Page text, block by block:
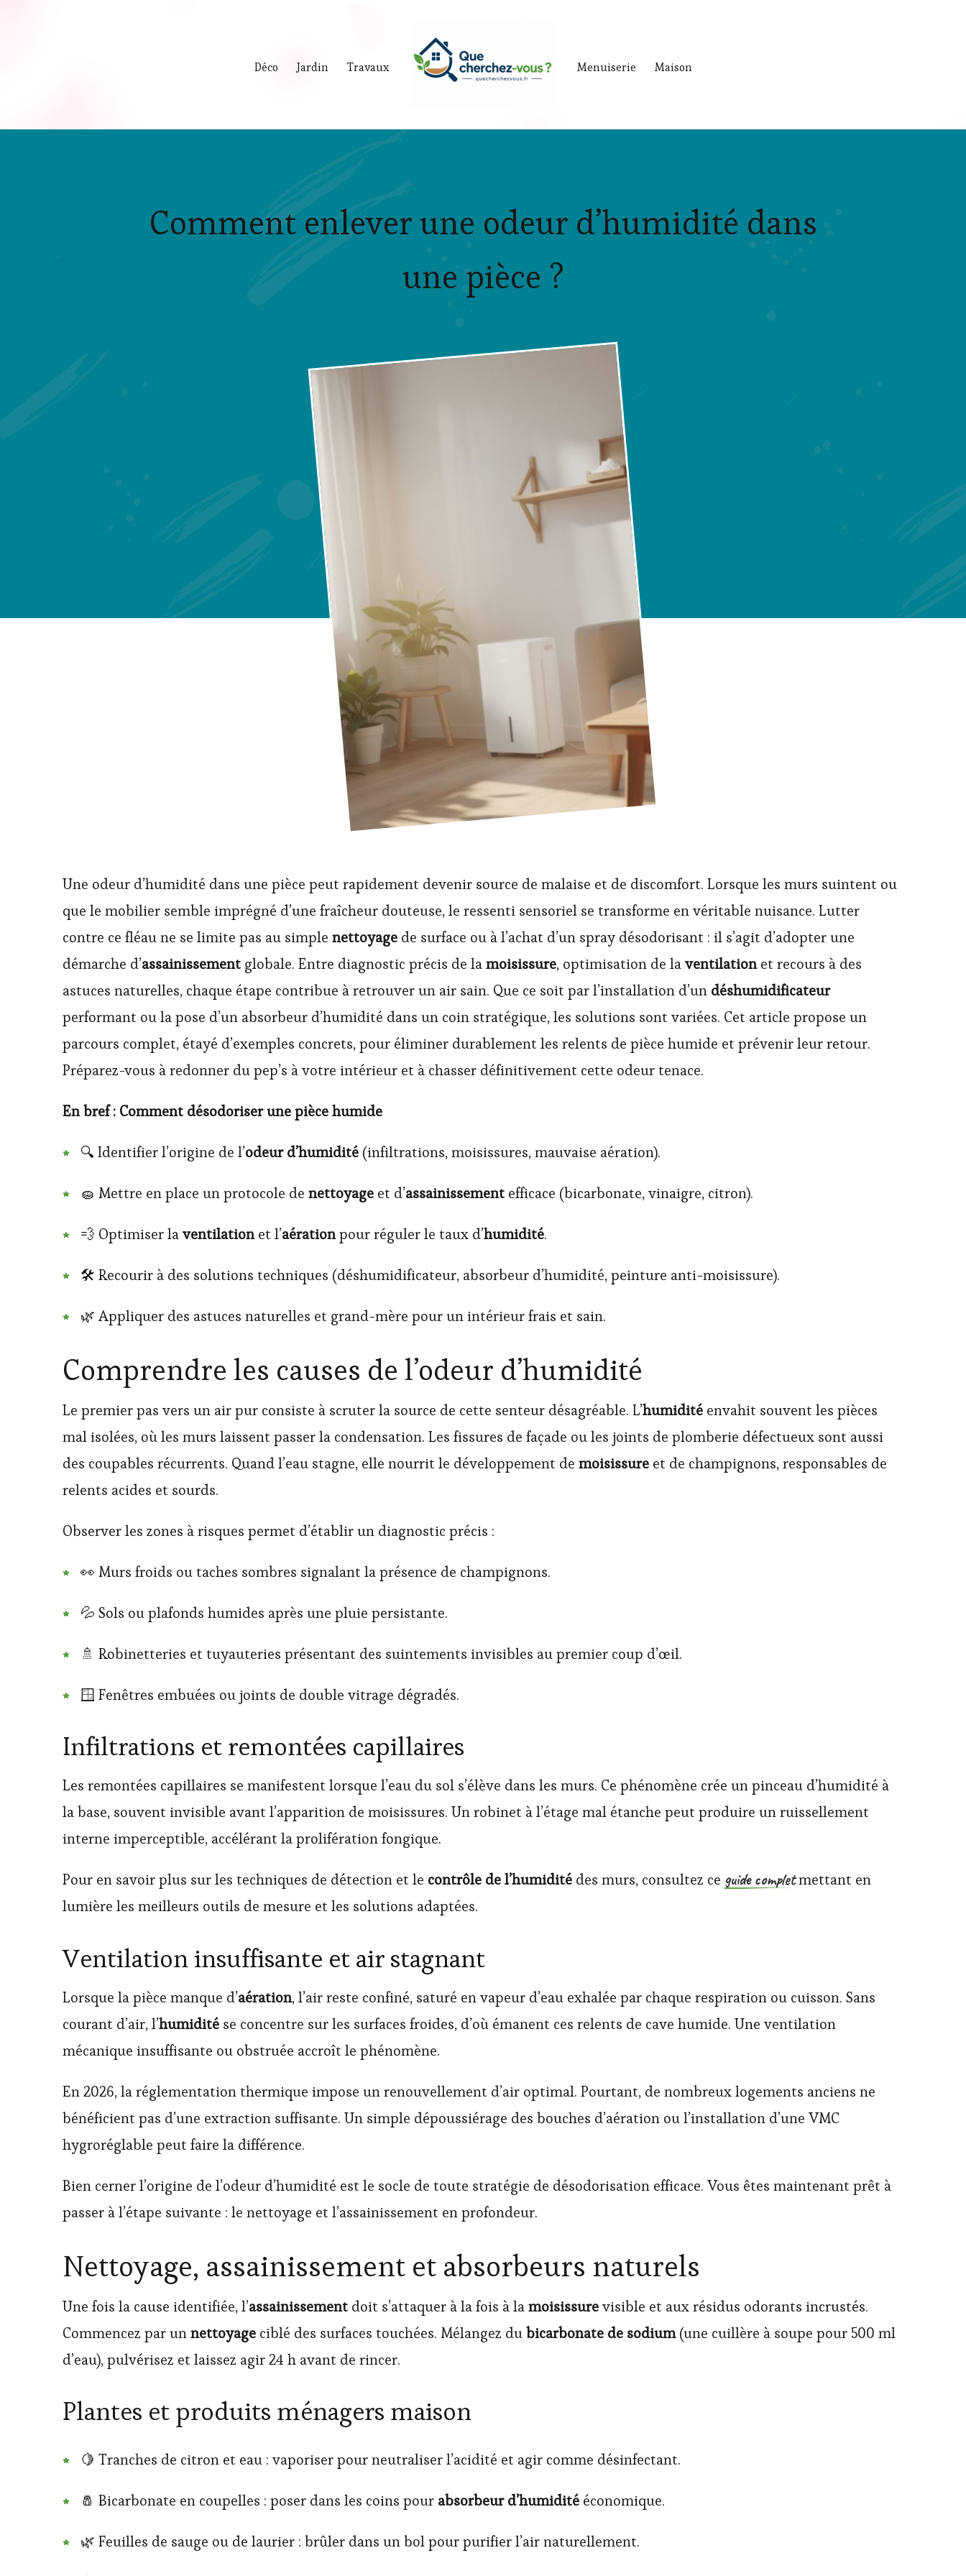
Déco Jardin Travaux Menuiserie Maison
Comment enlever une odeur d’humidité dans
une pièce ?
Une odeur d’humidité dans une pièce peut rapidement devenir source de malaise et de discomfort. Lorsque les murs suintent ou
que le mobilier semble imprégné d’une fraîcheur douteuse, le ressenti sensoriel se transforme en véritable nuisance. Lutter
contre ce fléau ne se limite pas au simple nettoyage de surface ou à l’achat d’un spray désodorisant : il s’agit d’adopter une
démarche d’assainissement globale. Entre diagnostic précis de lamoisissure, optimisation de laventilationet recours à des
astuces naturelles, chaque étape contribue à retrouver un air sain. Que ce soit par l’installation d’un déshumidificateur
performant ou la pose d’un absorbeur d’humidité dans un coin stratégique, les solutions sont variées. Cet article propose un
parcours complet, étayé d’exemples concrets, pour éliminer durablement les relents de pièce humide et prévenir leur retour.
Préparez-vous à redonner du pep’s à votre intérieur et à chasser définitivement cette odeur tenace.
En bref : Comment désodoriser une pièce humide
🔍 Identifier l’origine de l’odeur d’humidité (infiltrations, moisissures, mauvaise aération).
🧽 Mettre en place un protocole de nettoyage et d’assainissement efficace (bicarbonate, vinaigre, citron).
💨 Optimiser laventilationet l’aérationpour réguler le taux d’humidité.
🛠 Recourir à des solutions techniques (déshumidificateur, absorbeur d’humidité, peinture anti-moisissure).
🌿 Appliquer des astuces naturelles et grand-mère pour un intérieur frais et sain.
Comprendre les causes de l’odeur d’humidité
Le premier pas vers un air pur consiste à scruter la source de cette senteur désagréable. L’humidité envahit souvent les pièces
mal isolées, où les murs laissent passer la condensation. Les fissures de façade ou les joints de plomberie défectueux sont aussi
des coupables récurrents. Quand l’eau stagne, elle nourrit le développement de moisissure et de champignons, responsables de
relents acides et sourds.
Observer les zones à risques permet d’établir un diagnostic précis :
👀 Murs froids ou taches sombres signalant la présence de champignons.
💦 Sols ou plafonds humides après une pluie persistante.
🚿 Robinetteries et tuyauteries présentant des suintements invisibles au premier coup d’œil.
🪟 Fenêtres embuées ou joints de double vitrage dégradés.
Infiltrations et remontées capillaires
Les remontées capillaires se manifestent lorsque l’eau du sol s’élève dans les murs. Ce phénomène crée un pinceau d’humidité à
la base, souvent invisible avant l’apparition de moisissures. Un robinet à l’étage mal étanche peut produire un ruissellement
interne imperceptible, accélérant la prolifération fongique.
Pour en savoir plus sur les techniques de détection et le contrôle de l’humidité des murs, consultez ce guide completmettant en
lumière les meilleurs outils de mesure et les solutions adaptées.
Ventilation insuffisante et air stagnant
Lorsque la pièce manque d’aération, l’air reste confiné, saturé en vapeur d’eau exhalée par chaque respiration ou cuisson. Sans
courant d’air, l’humidité se concentre sur les surfaces froides, d’où émanent ces relents de cave humide. Une ventilation
mécanique insuffisante ou obstruée accroît le phénomène.
En 2026, la réglementation thermique impose un renouvellement d’air optimal. Pourtant, de nombreux logements anciens ne
bénéficient pas d’une extraction suffisante. Un simple dépoussiérage des bouches d’aération ou l’installation d’une VMC
hygroréglable peut faire la différence.
Bien cerner l’origine de l’odeur d’humidité est le socle de toute stratégie de désodorisation efficace. Vous êtes maintenant prêt à
passer à l’étape suivante : le nettoyage et l’assainissement en profondeur.
Nettoyage, assainissement et absorbeurs naturels
Une fois la cause identifiée, l’assainissement doit s’attaquer à la fois à lamoisissurevisible et aux résidus odorants incrustés.
Commencez par unnettoyage ciblé des surfaces touchées. Mélangez dubicarbonate de sodium(une cuillère à soupe pour 500 ml
d’eau), pulvérisez et laissez agir 24 h avant de rincer.
Plantes et produits ménagers maison
🍋 Tranches de citron et eau : vaporiser pour neutraliser l’acidité et agir comme désinfectant.
🧂 Bicarbonate en coupelles : poser dans les coins pour absorbeur d’humidité économique.
🌿 Feuilles de sauge ou de laurier : brûler dans un bol pour purifier l’air naturellement.